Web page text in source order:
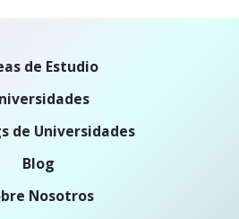
de Estudio
de Universidades
Blog
Nosotros